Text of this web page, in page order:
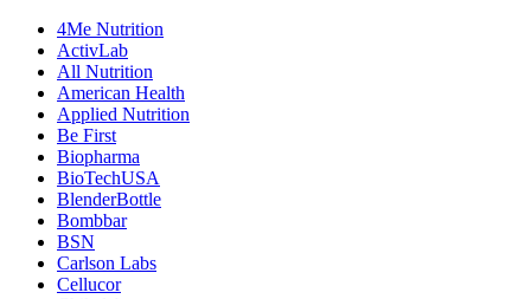
4Me Nutrition
ActivLab
All Nutrition
American Health
Applied Nutrition
Be First
Biopharma
BioTechUSA
BlenderBottle
Bombbar
BSN
Carlson Labs
Cellucor